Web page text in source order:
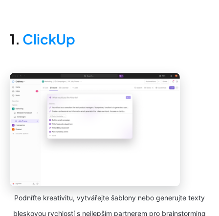
1. ClickUp
Podníťte kreativitu, vytvářejte šablony nebo generujte texty
bleskovou rychlostí s nejlepším partnerem pro brainstorming